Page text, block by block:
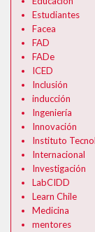
Formularios Ev@
Calendario Académico
Estudiantes
Facea
FAD
FADe
ICED
Inclusión
inducción
Ingeniería
Innovación
Instituto
Internacional
Investigación
LabCIDD
Learn Chile
Medicina
mentores